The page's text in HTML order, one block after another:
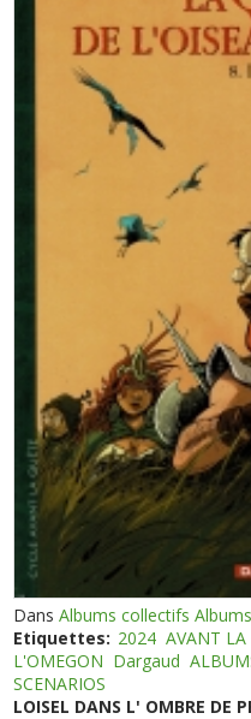
DansAlbums collectifs
Etiquettes: 2024 AVANT LA
L'OMEGON Dargaud
SCENARIOS
LOISEL DANS L' OMBRE DE